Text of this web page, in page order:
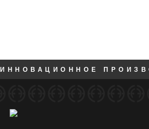
ИННОВАЦИОННОЕ